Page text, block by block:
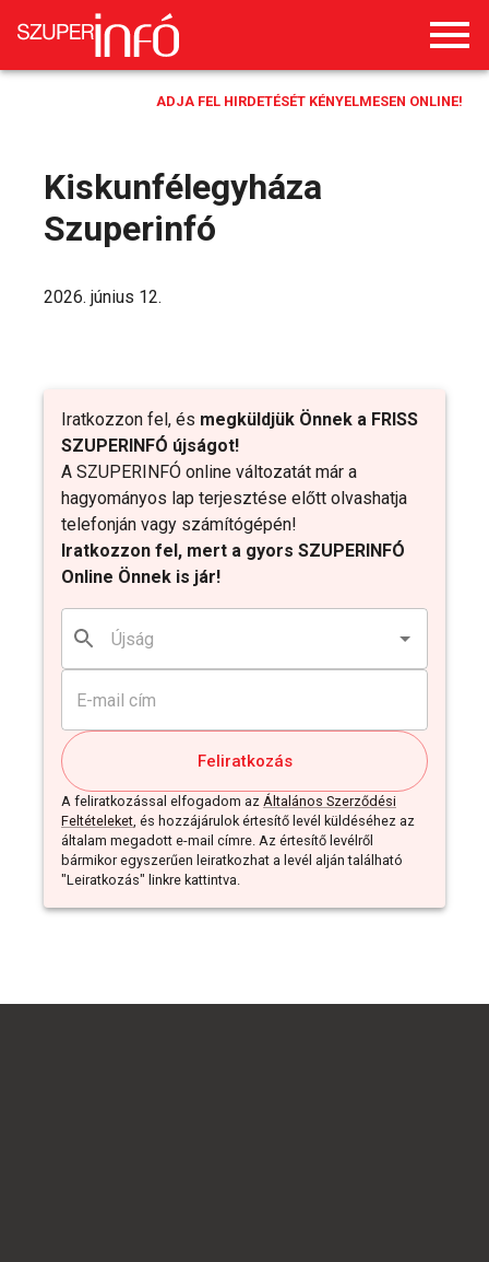
ADJA FEL HIRDETÉSÉT KÉNYELMESEN ONLINE!
Kiskunfélegyháza
Szuperinfó
Iratkozzon fel, és megküldjük Önnek a FRISS
SZUPERINFÓ újságot!
A SZUPERINFÓ online változatát már a
hagyományos lap terjesztése előtt olvashatja
telefonján vagy számítógépén!
Iratkozzon fel, mert a gyors SZUPERINFÓ
Online Önnek is jár!
Feliratkozás
A feliratkozással elfogadom az Általános Szerződési
Feltételeket, és hozzájárulok értesítő levél küldéséhez az
általam megadott e-mail címre. Az értesítő levélről
bármikor egyszerűen leiratkozhat a levél alján található
"Leiratkozás" linkre kattintva.
2026. június 12.